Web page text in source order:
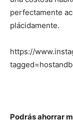
perfectamente
plácidamente.
https://
Podrás ahorrar